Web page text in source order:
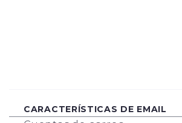
CARACTERÍSTICAS DE EMAIL